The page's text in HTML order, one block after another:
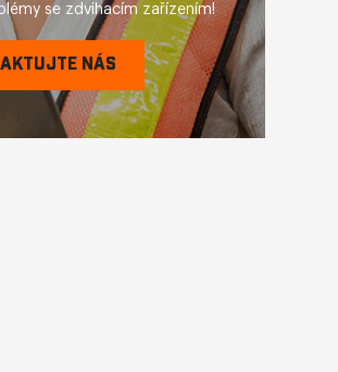
se zdvihacím zařízením!
NÁS